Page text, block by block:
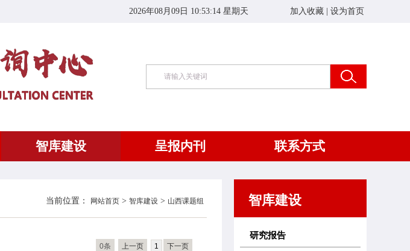
2026年08月09日 10:53:14 星期天 加入收藏 设为首页
智库建设 呈报内刊 联系方式
当前位置： 网站首页 > 智库建设 > 山西课题组
0条 上一页 1 下一页
智库建设
研究报告